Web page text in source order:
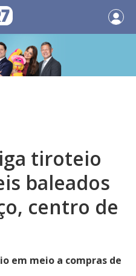
tiroteio
baleados
centro de
em meio a compras de